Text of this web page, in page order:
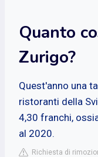
Quanto
Zurigo?
Quest'anno una
ristoranti della
4,30 franchi,
al 2020.
Richiesta di